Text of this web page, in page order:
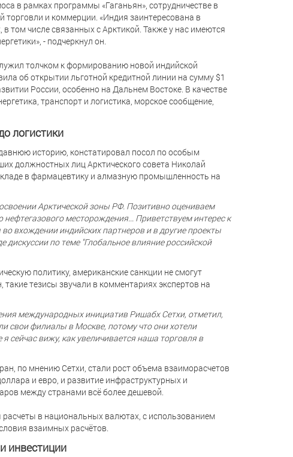
в рамках программы «Гаганьян», сотрудничестве в
и коммерции. «Индия заинтересована в
том числе связанных с Арктикой. Также у нас имеются
- подчеркнул он.
толчком к формированию новой индийской
об открытии льготной кредитной линии на сумму $1
России, особенно на Дальнем Востоке. В качестве
транспорт и логистика, морское сообщение,
логистики
историю, констатировал посол по особым
должностных лиц Арктического совета Николай
в фармацевтику и алмазную промышленность на
Арктической зоны РФ. Позитивно оцениваем
месторождения... Приветствуем интерес к
вхождении индийских партнеров и в другие проекты
дискуссии по теме "Глобальное влияние российской
политику, американские санкции не смогут
тезисы звучали в комментариях экспертов на
международных инициатив Ришабх Сетхи, отметил,
свои филиалы в Москве, потому что они хотели
сейчас вижу, как увеличивается наша торговля в
по мнению Сетхи, стали рост объема взаиморасчетов
и евро, и развитие инфраструктурных и
между странами всё более дешевой.
в национальных валютах, с использованием
взаимных расчётов.
инвестиции